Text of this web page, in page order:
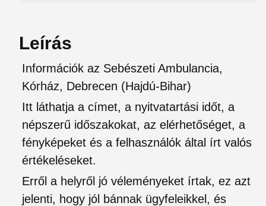
Leírás
Információk az Sebészeti Ambulancia,
Kórház, Debrecen (Hajdú-Bihar)
Itt láthatja a címet, a nyitvatartási időt, a
népszerű időszakokat, az elérhetőséget, a
fényképeket és a felhasználók által írt valós
értékeléseket.
Erről a helyről jó véleményeket írtak, ez azt
jelenti, hogy jól bánnak ügyfeleikkel, és